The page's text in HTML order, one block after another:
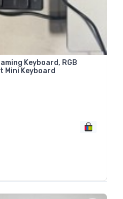
Keyboard, RGB
Mini Keyboard